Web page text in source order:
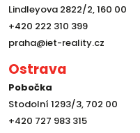
Lindleyova 2822/2, 160 00
+420 222 310 399
praha@iet-reality.cz
Ostrava
Pobočka
Stodolní 1293/3, 702 00
+420 727 983 315